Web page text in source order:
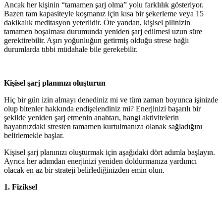
Ancak her kişinin “tamamen şarj olma” yolu farklılık gösteriyor.
Bazen tam kapasiteyle koşmanız için kısa bir şekerleme veya 15
dakikalık meditasyon yeterlidir. Öte yandan, kişisel pilinizin
tamamen boşalması durumunda yeniden şarj edilmesi uzun süre
gerektirebilir. Aşırı yoğunluğun getirmiş olduğu strese bağlı
durumlarda tıbbi müdahale bile gerekebilir.
Kişisel şarj planınızı oluşturun
Hiç bir gün izin almayı denediniz mi ve tüm zaman boyunca işinizde
olup bitenler hakkında endişelendiniz mi? Enerjinizi başarılı bir
şekilde yeniden şarj etmenin anahtarı, hangi aktivitelerin
hayatınızdaki stresten tamamen kurtulmanıza olanak sağladığını
belirlemekle başlar.
Kişisel şarj planınızı oluşturmak için aşağıdaki dört adımla başlayın.
Ayrıca her adımdan enerjinizi yeniden doldurmanıza yardımcı
olacak en az bir strateji belirlediğinizden emin olun.
1. Fiziksel